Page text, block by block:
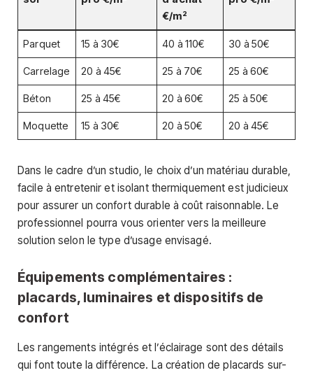
€/m²
Parquet 15 à 30€ 40 à 110€ 30 à 50€
Carrelage 20 à 45€ 25 à 70€ 25 à 60€
Béton 25 à 45€ 20 à 60€ 25 à 50€
Moquette 15 à 30€ 20 à 50€ 20 à 45€
Dans le cadre d’un studio, le choix d’un matériau durable,
facile à entretenir et isolant thermiquement est judicieux
pour assurer un confort durable à coût raisonnable. Le
professionnel pourra vous orienter vers la meilleure
solution selon le type d’usage envisagé.
Équipements complémentaires :
placards, luminaires et dispositifs de
confort
Les rangements intégrés et l’éclairage sont des détails
qui font toute la différence. La création de placards sur-